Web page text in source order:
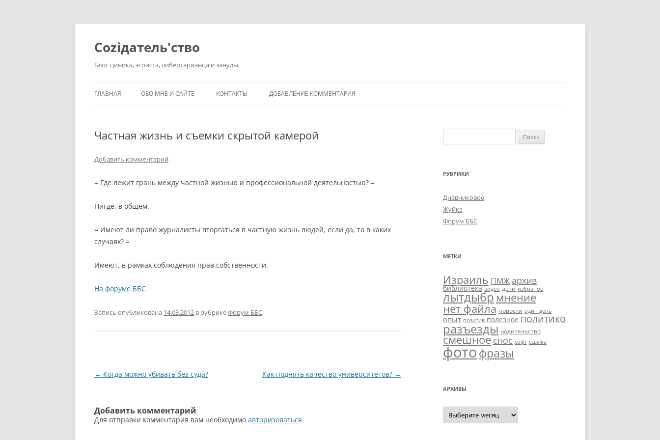
Перейти
содержимому
Соziдатель'ство
Блог циника, эгоиста, либертарианца и зануды.
ГЛАВНАЯ ОБО МНЕ И САЙТЕ КОНТАКТЫ ДОБАВЛЕНИЕ КОММЕНТАРИЯ
Частная жизнь и съемки скрытой камерой
Добавить комментарий
= Где лежит грань между частной жизнью и профессиональной деятельностью? =
Нигде, в общем.
= Имеют ли право журналисты вторгаться в частную жизнь людей, если да, то в каких
случаях? =
Имеют, в рамках соблюдения прав собственности.
На форуме ББС
Запись опубликована 14.03.2012 в рубрикеФорум ББС.
Навигация
← Когда можно убивать без суда? Как поднять качество университетов? →
Добавить комментарий
Для отправки комментария вам необходимо авторизоваться.
РУБРИКИ
Дневниковое
Жуйка
Форум ББС
МЕТКИ
Израиль ПМЖ архив
библиотека видео дети избраное
лытдыбр мнение
нет файла новости один день
опыт позитив полезное политико
разъезды родительство
смешное снос софт ссылка
фотофразы
АРХИВЫ
Архивы